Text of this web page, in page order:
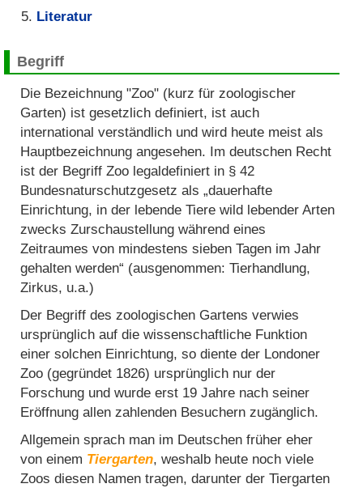
Literatur
Begriff
Die Bezeichnung "Zoo" (kurz für zoologischer
Garten) ist gesetzlich definiert, ist auch
international verständlich und wird heute meist als
Hauptbezeichnung angesehen. Im deutschen Recht
ist der Begriff Zoo legaldefiniert in § 42
Bundesnaturschutzgesetz als „dauerhafte
Einrichtung, in der lebende Tiere wild lebender Arten
zwecks Zurschaustellung während eines
Zeitraumes von mindestens sieben Tagen im Jahr
gehalten werden“ (ausgenommen: Tierhandlung,
Zirkus, u.a.)
Der Begriff des zoologischen Gartens verwies
ursprünglich auf die wissenschaftliche Funktion
einer solchen Einrichtung, so diente der Londoner
Zoo (gegründet 1826) ursprünglich nur der
Forschung und wurde erst 19 Jahre nach seiner
Eröffnung allen zahlenden Besuchern zugänglich.
Allgemein sprach man im Deutschen früher eher
von einem Tiergarten, weshalb heute noch viele
Zoos diesen Namen tragen, darunter der Tiergarten